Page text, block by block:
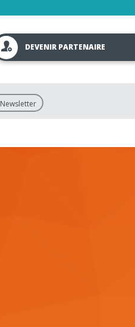
DEVENIR PARTENAIRE
Newsletter